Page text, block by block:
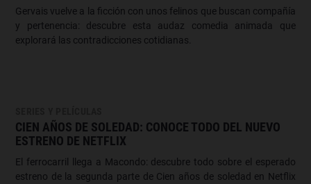
Gervais vuelve a la ficción con unos felinos que buscan compañía
y pertenencia: descubre esta audaz comedia animada que
explorará las contradicciones cotidianas.
CIEN AÑOS DE SOLEDAD: CONOCE TODO DEL NUEVO
ESTRENO DE NETFLIX
El ferrocarril llega a Macondo: descubre todo sobre el esperado
estreno de la segunda parte de Cien años de soledad en Netflix